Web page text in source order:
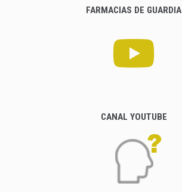
FARMACIAS DE GUARDIA
CANAL YOUTUBE